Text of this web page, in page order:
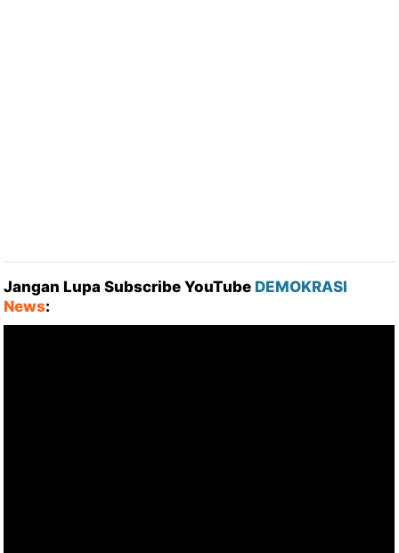
Jangan Lupa Subscribe YouTube DEMOKRASI
News: